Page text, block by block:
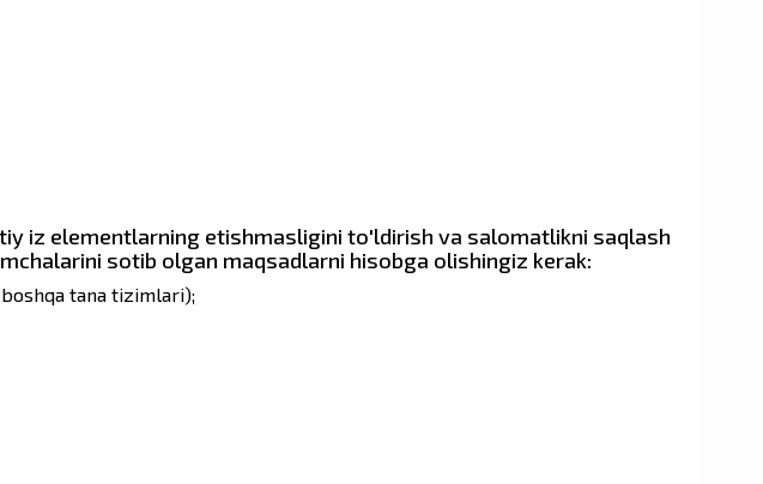
iz elementlarning etishmasligini to'ldirish va salomatlikni saqlash
sotib olgan maqsadlarni hisobga olishingiz kerak:
tana tizimlari);